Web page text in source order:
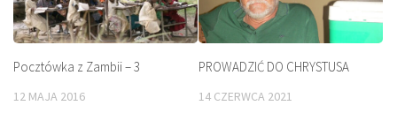
Pocztówka z Zambii – 3
12 MAJA 2016
PROWADZIĆ DO CHRYSTUSA
14 CZERWCA 2021